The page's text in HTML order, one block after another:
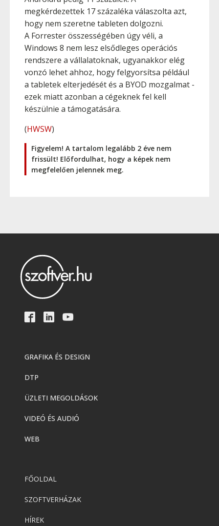
megkérdezettek 17 százaléka válaszolta azt,
hogy nem szeretne tableten dolgozni.
A Forrester összességében úgy véli, a
Windows 8 nem lesz elsődleges operációs
rendszere a vállalatoknak, ugyanakkor elég
vonzó lehet ahhoz, hogy felgyorsítsa például
a tabletek elterjedését és a BYOD mozgalmat -
ezek miatt azonban a cégeknek fel kell
készülnie a támogatására.
(HWSW)
Figyelem! A tartalom legalább 2 éve nem
frissült! Előfordulhat, hogy a képek nem
megfelelően jelennek meg.
GRAFIKA ÉS DESIGN
DTP
ÜZLETI MEGOLDÁSOK
VIDEÓ ÉS AUDIÓ
WEB
FŐOLDAL
SZOFTVERHÁZAK
HÍREK